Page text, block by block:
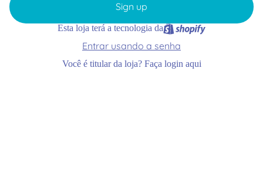
Sign up
Esta loja terá a tecnologia da
Entrar usando a senha
Você é titular da loja? Faça login aqui